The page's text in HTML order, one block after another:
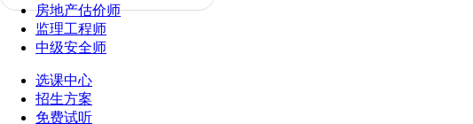
房地产估价师
监理工程师
中级安全师
选课中心
招生方案
免费试听